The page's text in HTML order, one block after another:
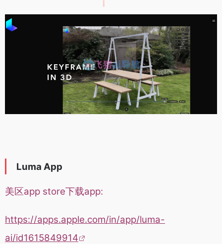
Luma App
美区app store下载app:
https://apps.apple.com/in/app/luma-
ai/id1615849914